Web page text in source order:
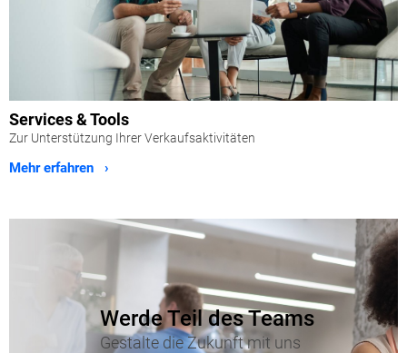
Services & Tools
Zur Unterstützung Ihrer Verkaufsaktivitäten
Mehr erfahren ›
Werde Teil des Teams
Gestalte die Zukunft mit uns